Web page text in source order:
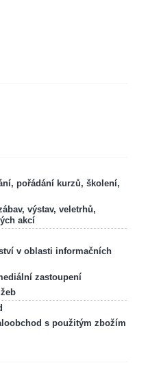
pořádání kurzů, školení,
výstav, veletrhů,
akcí
v oblasti informačních
zastoupení
s použitým zbožím